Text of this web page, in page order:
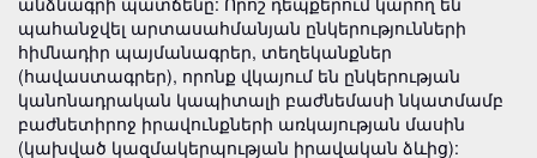
պահանջվել արտասահմանյան ընկերությունների
հիմնադիր պայմանագրեր, տեղեկանքներ
(հավաստագրեր), որոնք վկայում են ընկերության
կանոնադրական կապիտալի բաժնեմասի նկատմամբ
բաժնետիրոջ իրավունքների առկայության մասին
(կախված կազմակերպության իրավական ձևից):